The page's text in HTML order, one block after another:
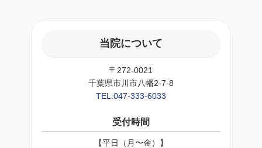
当院について
〒272-0021
千葉県市川市八幡2-7-8
TEL:047-333-6033
受付時間
【平日（月〜金）】